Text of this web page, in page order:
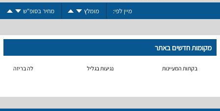
מיין לפי: מומלץ מחיר בסופ"ש
מקומות חדשים באתר
בקתות המעיינות נגיעות בגליל לה בריזה